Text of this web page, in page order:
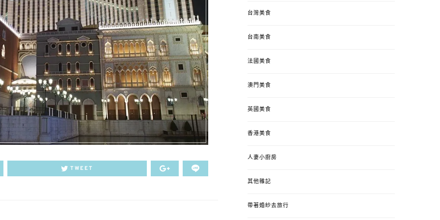
TWEET
台灣美食
台南美食
法國美食
澳門美食
英國美食
香港美食
人妻小廚房
其他雜記
帶著婚紗去旅行